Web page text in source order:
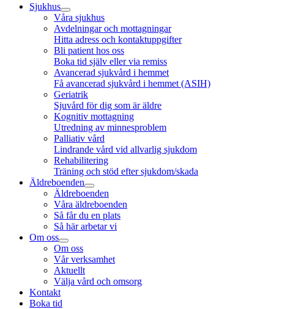
Sjukhus
Våra sjukhus
Avdelningar och mottagningar
Hitta adress och kontaktuppgifter
Bli patient hos oss
Boka tid själv eller via remiss
Avancerad sjukvård i hemmet
Få avancerad sjukvård i hemmet (ASIH)
Geriatrik
Sjuvård för dig som är äldre
Kognitiv mottagning
Utredning av minnesproblem
Palliativ vård
Lindrande vård vid allvarlig sjukdom
Rehabilitering
Träning och stöd efter sjukdom/skada
Äldreboenden
Äldreboenden
Våra äldreboenden
Så får du en plats
Så här arbetar vi
Om oss
Om oss
Vår verksamhet
Aktuellt
Välja vård och omsorg
Kontakt
Boka tid